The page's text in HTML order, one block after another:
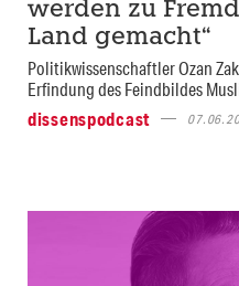
werden zu
Land gemacht“
Politikwissenschaftler Ozan
Erfindung des Feindbildes
dissenspodcast